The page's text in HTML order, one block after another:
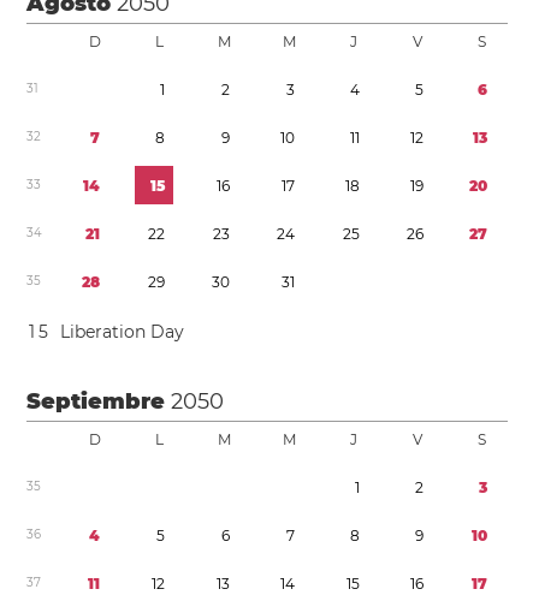
D L M M J V S
31 1 2 3 4 5 6
32 7 8 9 10 11 12 13
33 14 15 16 17 18 19 20
34 21 22 23 24 25 26 27
35 28 29 30 31
1 5 Liberation Day
Septiembre2050
D L M M J V S
35 1 2 3
36 4 5 6 7 8 9 10
37 11 12 13 14 15 16 17